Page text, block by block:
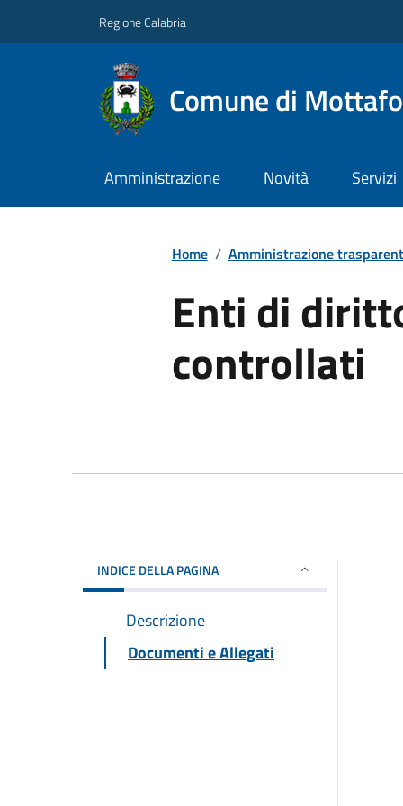
Regione Calabria
Comune di
Amministrazione Novità Servizi
Home / Amministrazione
Enti di
controllati
INDICE DELLA PAGINA
Descrizione
Documenti e Allegati